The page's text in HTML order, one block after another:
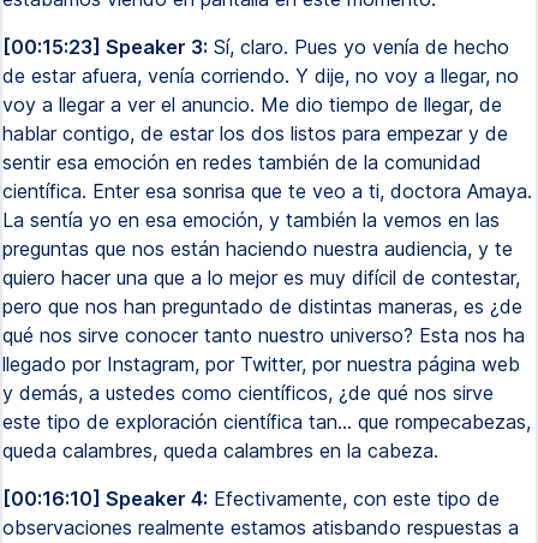
[00:15:23] Speaker 3: Sí, claro. Pues yo venía de hecho
de estar afuera, venía corriendo. Y dije, no voy a llegar, no
voy a llegar a ver el anuncio. Me dio tiempo de llegar, de
hablar contigo, de estar los dos listos para empezar y de
sentir esa emoción en redes también de la comunidad
científica. Enter esa sonrisa que te veo a ti, doctora Amaya.
La sentía yo en esa emoción, y también la vemos en las
preguntas que nos están haciendo nuestra audiencia, y te
quiero hacer una que a lo mejor es muy difícil de contestar,
pero que nos han preguntado de distintas maneras, es ¿de
qué nos sirve conocer tanto nuestro universo? Esta nos ha
llegado por Instagram, por Twitter, por nuestra página web
y demás, a ustedes como científicos, ¿de qué nos sirve
este tipo de exploración científica tan... que rompecabezas,
queda calambres, queda calambres en la cabeza.
[00:16:10] Speaker 4: Efectivamente, con este tipo de
observaciones realmente estamos atisbando respuestas a